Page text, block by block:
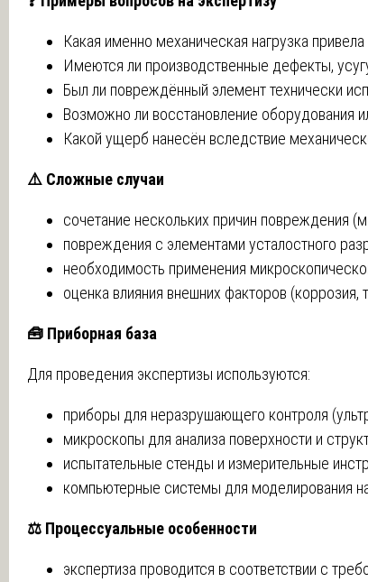
Какая именно механическая нагрузка
Имеются ли производственные дефекты,
Был ли повреждённый элемент технически
Возможно ли восстановление оборудования
Какой ущерб нанесён вследствие
⚠️ Сложные случаи
сочетание нескольких причин повреждения
повреждения с элементами усталостного
необходимость применения
оценка влияния внешних факторов (коррозия,
🧰 Приборная база
Для проведения экспертизы используются:
приборы для неразрушающего контроля
микроскопы для анализа поверхности и
испытательные стенды и измерительные
компьютерные системы для моделирования
⚖️ Процессуальные особенности
экспертиза проводится в соответствии с